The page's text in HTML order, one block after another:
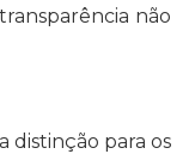
não
distinção para os